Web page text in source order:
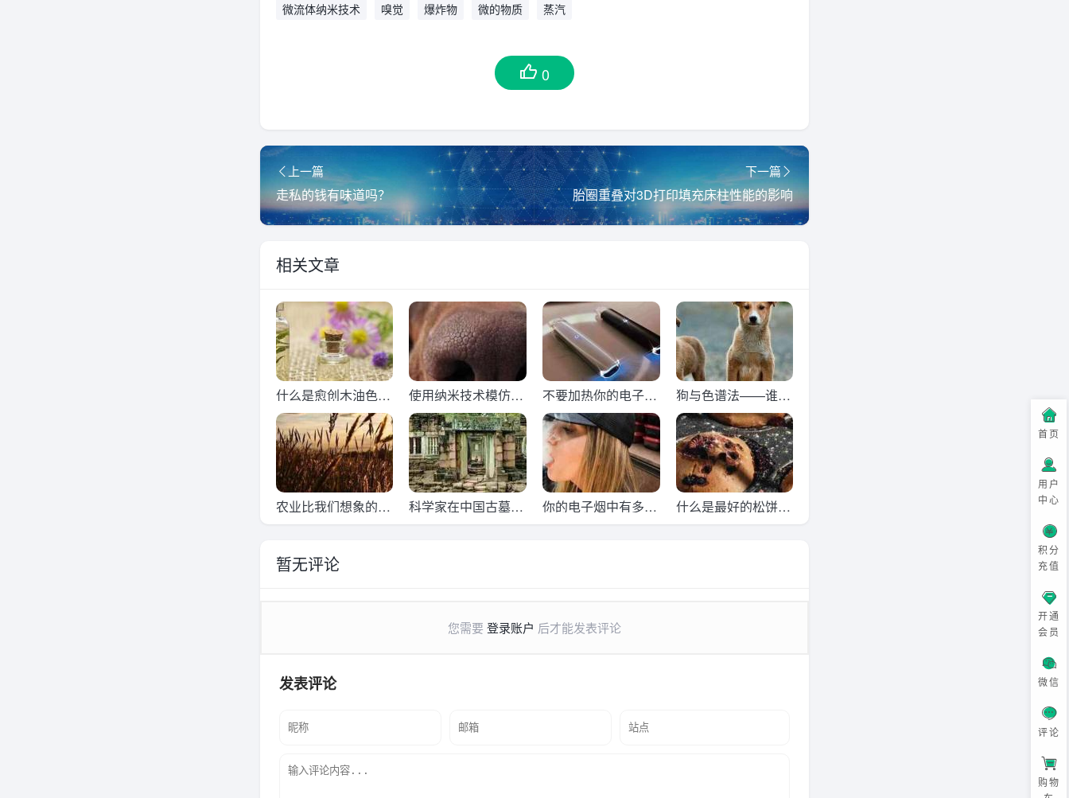
微流体纳米技术 嗅觉 爆炸物 微的物质 蒸汽
0
上一篇
走私的钱有味道吗？
下一篇
胎圈重叠对3D打印填充床柱性能的影响
相关文章
什么是愈创木油色谱
法研究
使用纳米技术模仿狗
的鼻子来嗅出炸弹
不要加热你的电子烟
色谱法研究
狗与色谱法——谁是
赢家？
农业比我们想象的要
古老吗色谱法探索
科学家在中国古墓中
发现大麻
你的电子烟中有多少
尼古丁色谱法研究
什么是最好的松饼色
谱法探索
暂无评论
您需要 登录账户 后才能发表评论
发表评论
首页
用户
中心
积分
充值
开通
会员
微信
评论
购物